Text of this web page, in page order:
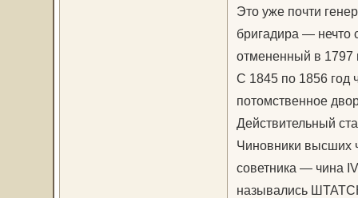
Это уже почти
бригадира — нечто
отмененный в 1797
С 1845 по 1856 год
потомственное
Действительный
Чиновники высших
советника — чина
назывались